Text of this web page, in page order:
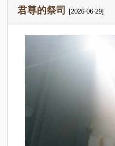
君尊的祭司 [2026-06-29]